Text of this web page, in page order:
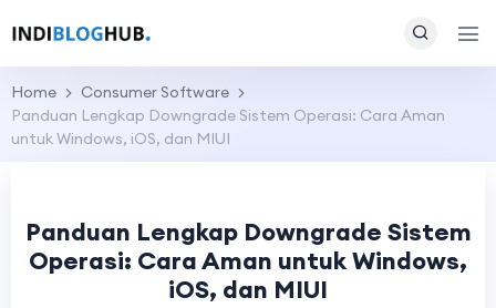
Home
Consumer Software
Panduan Lengkap Downgrade Sistem Operasi: Cara Aman
untuk Windows, iOS, dan MIUI
Panduan Lengkap Downgrade Sistem
Operasi: Cara Aman untuk Windows,
iOS, dan MIUI